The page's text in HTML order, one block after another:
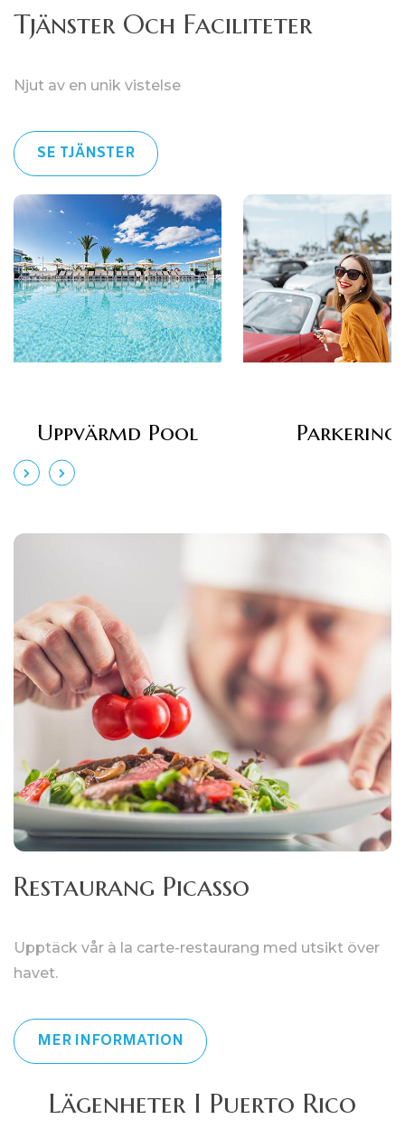
Tjänster Och Faciliteter
Njut av en unik vistelse
SE TJÄNSTER
Uppvärmd Pool Parkering
Restaurang Picasso
Upptäck vår à la carte-restaurang med utsikt över
havet.
MER INFORMATION
Lägenheter I Puerto Rico